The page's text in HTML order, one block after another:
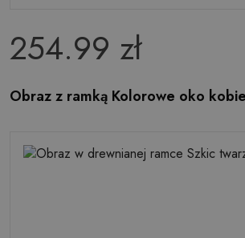
254.99 zł
Obraz z ramką Kolorowe oko